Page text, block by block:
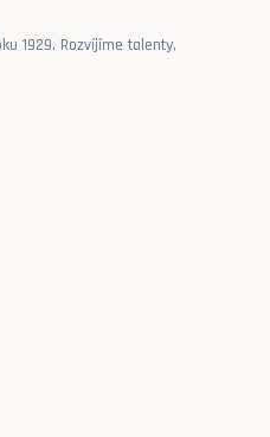
1929. Rozvíjíme talenty,